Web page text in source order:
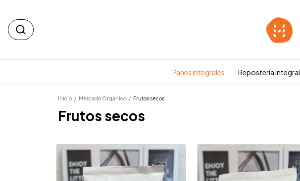
Panes integrales Repostería integral
Inicio / Mercado Orgánico / Frutos secos
Frutos secos